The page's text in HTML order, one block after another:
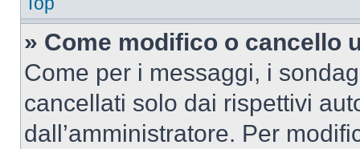
» Come modifico o cancello
Come per i messaggi, i
cancellati solo dai rispettivi
dall’amministratore. Per